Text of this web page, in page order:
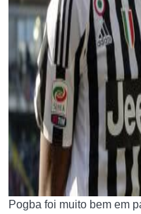
Pogba foi muito bem em